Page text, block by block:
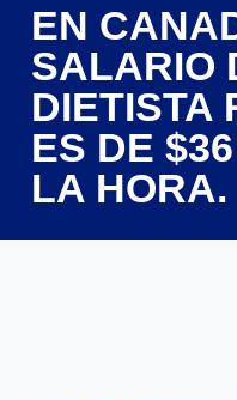
EN
SALARIO
DIETISTA
ES DE
LA HORA.